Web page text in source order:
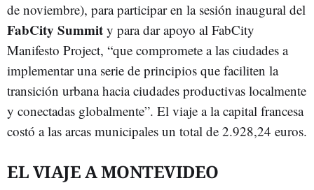
de noviembre), para participar en la sesión inaugural del
FabCity Summit y para dar apoyo al FabCity
Manifesto Project, “que compromete a las ciudades a
implementar una serie de principios que faciliten la
transición urbana hacia ciudades productivas localmente
y conectadas globalmente”. El viaje a la capital francesa
costó a las arcas municipales un total de 2.928,24 euros.
EL VIAJE A MONTEVIDEO